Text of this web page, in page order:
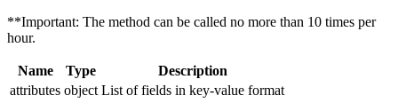
**Important: The method can be called no more than 10 times per
hour.
Name Type
Description
attributes object List of fields in key-value format